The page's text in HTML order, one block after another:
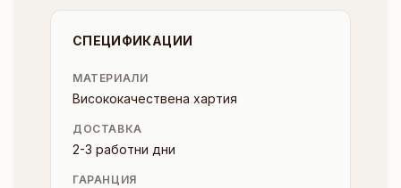
СПЕЦИФИКАЦИИ
МАТЕРИАЛИ
Висококачествена хартия
ДОСТАВКА
2-3 работни дни
ГАРАНЦИЯ